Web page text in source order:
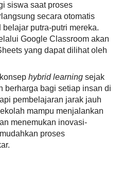
siswa saat proses
secara otomatis
putra-putri mereka.
Google Classroom akan
yang dapat dilihat oleh
hybrid learning sejak
berharga bagi setiap insan di
pembelajaran jarak jauh
mampu menjalankan
menemukan inovasi-
proses